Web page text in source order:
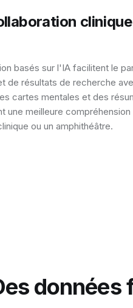
basés sur l'IA facilitent le
de résultats de recherche
cartes mentales et des
une meilleure
ou un amphithéâtre.